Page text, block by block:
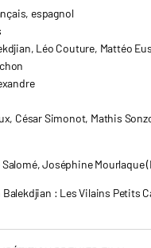
espagnol
Léo Couture, Mattéo
César Simonot, Mathis
Joséphine Mourlaque
: Les Vilains Petits